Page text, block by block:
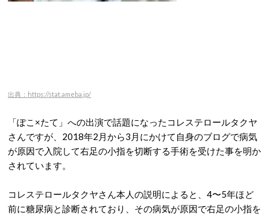
出典：https://stat.ameba.jp/
「ぽこ ×たて 」への出演で話題になったコレステロールタクヤ
さんですが、2018年2月から3月にかけて自身のブログで病気
が原因で入院して右足の小指を切断する手術を受けた事を明か
されています。
コレステロールタクヤさん本人の説明によると、4〜5年ほど
前に糖尿病と診断されており、その病気が原因で右足の小指を